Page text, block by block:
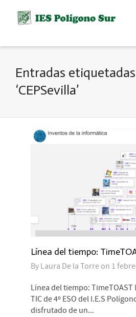
Entradas
‘CEPSevilla’
Línea del tiempo:
By Laura De la Torre on 1
Línea del tiempo: TimeTOAST
TIC de 4º ESO del I.E.S
disfrutado de un...